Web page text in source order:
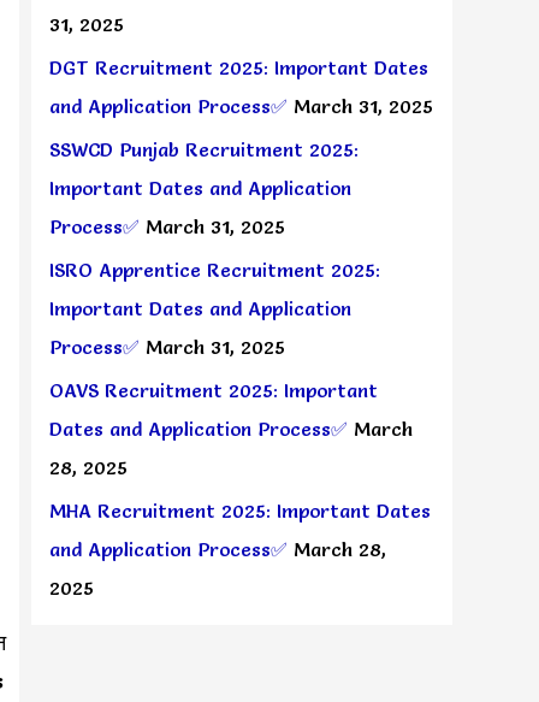
31, 2025
DGT Recruitment 2025: Important Dates
and Application Process✅ March 31, 2025
SSWCD Punjab Recruitment 2025:
Important Dates and Application
Process✅ March 31, 2025
ISRO Apprentice Recruitment 2025:
Important Dates and Application
Process✅ March 31, 2025
OAVS Recruitment 2025: Important
Dates and Application Process✅ March
28, 2025
MHA Recruitment 2025: Important Dates
and Application Process✅ March 28,
2025